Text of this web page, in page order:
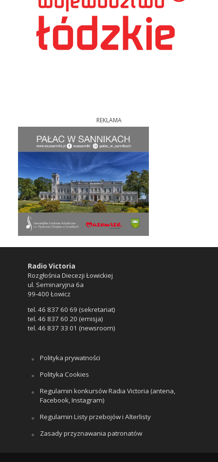
REKLAMA
Radio Victoria
Rozgłośnia Diecezji Łowickiej
ul. Seminaryjna 6a
99-400 Łowicz
tel. 46 837 60 69 (sekretariat)
tel. 46 837 60 20 (emisja)
tel. 46 837 33 01 (newsroom)
Polityka prywatności
Polityka Cookies
Regulamin konkursów Radia Victoria (antena,
Facebook, Instagram)
Regulamin Listy przebojów i Alterlisty
Zasady przyznawania patronatów